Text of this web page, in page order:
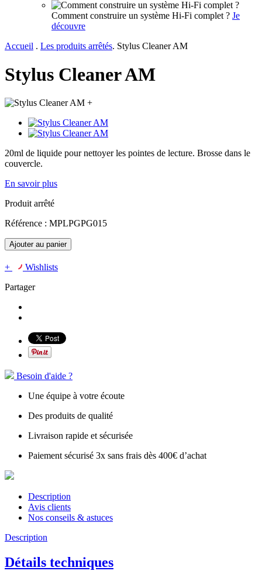
Comment construire un système Hi-Fi complet ? Je
découvre
Accueil . Les produits arrêtés. Stylus Cleaner AM
Stylus Cleaner AM
+
20ml de liquide pour nettoyer les pointes de lecture. Brosse dans le
couvercle.
En savoir plus
Produit arrêté
Référence : MPLPGPG015
Ajouter au panier
+
Wishlists
Partager
Besoin d'aide ?
Une équipe à votre écoute
Des produits de qualité
Livraison rapide et sécurisée
Paiement sécurisé 3x sans frais dès 400€ d’achat
Description
Avis clients
Nos conseils & astuces
Description
Détails techniques